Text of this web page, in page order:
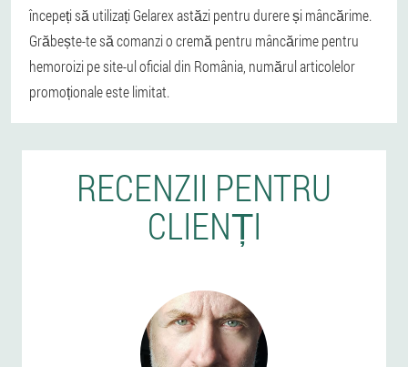
începeți să utilizați Gelarex astăzi pentru durere și mâncărime.
Grăbește-te să comanzi o cremă pentru mâncărime pentru
hemoroizi pe site-ul oficial din România, numărul articolelor
promoționale este limitat.
RECENZII PENTRU
CLIENȚI